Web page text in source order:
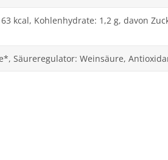
63 kcal, Kohlenhydrate: 1,2 g, davon
Säureregulator: Weinsäure,